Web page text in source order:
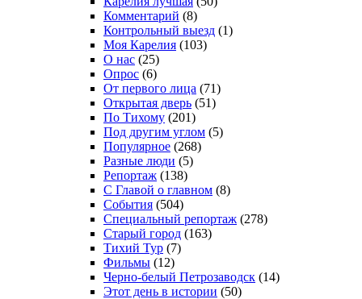
Комментарий (8)
Контрольный выезд (1)
Моя Карелия (103)
О нас (25)
Опрос (6)
От первого лица (71)
Открытая дверь (51)
По Тихому (201)
Под другим углом (5)
Популярное (268)
Разные люди (5)
Репортаж (138)
С Главой о главном (8)
События (504)
Специальный репортаж (278)
Старый город (163)
Тихий Тур (7)
Фильмы (12)
Черно-белый Петрозаводск (14)
Этот день в истории (50)